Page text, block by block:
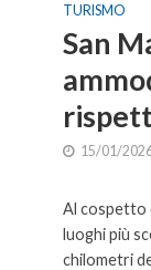
TURISMO
San
15/01/
Al cospetto
luoghi più
chilometri